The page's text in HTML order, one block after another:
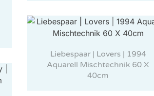
Liebespaar | Lovers | 1994
Aquarell Mischtechnik 60 X
40cm